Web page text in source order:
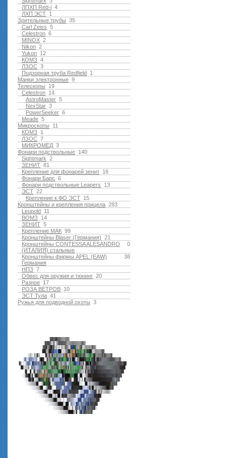
4
ЛПХП Red-i
1
ЛХП ЭСТ
35
Зрительные трубы
5
Carl Zeiss
6
Celestron
2
MINOX
2
Nikon
12
Yukon
4
КОМЗ
3
ЛЗОС
1
Подзорная труба Redfield
9
Манки электронные
19
Телескопы
14
Celestron
5
AstroMaster
3
NexStar
6
PowerSeeker
5
Meade
11
Микроскопы
1
КОМЗ
7
ЛЗОС
3
МИКРОМЕД
140
Фонари подствольные
2
Sightmark
81
ЗЕНИТ
16
Крепление для фонарей зенит
6
Фонари Барс
13
Фонари подствольные Leapers
22
ЭСТ
15
Крепление к ФО ЭСТ
283
Кронштейны и крепления прицела
11
Leupold
14
ВОМЗ
5
ЗЕНИТ
99
Крепление МАК
21
Кронштейны Blaser (Германия)
0
Кронштейны CONTESSA ALESANDRO
(ИТАЛИЯ) стальные
38
Кронштейны фирмы APEL (EAW)
Германия
7
НПЗ
20
Обвес для оружия и тюнинг
17
Разное
10
РОЗА ВЕТРОВ
41
ЭСТ Тула
3
Ружья для подводной оxоты